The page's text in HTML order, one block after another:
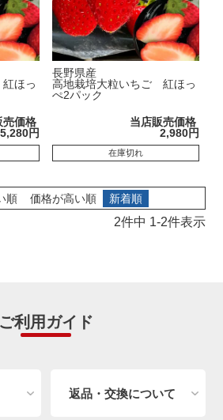
ほっ
売価格
5,280
長野県産
高地栽培大粒いちご 紅ほっ
ぺ2パック
当店販売価格
2,980
在庫切れ
順 価格が高い順 新着順
2件中 1-2件表示
ご利用ガイド
返品・交換について